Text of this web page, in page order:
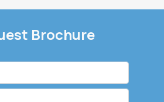
Brochure